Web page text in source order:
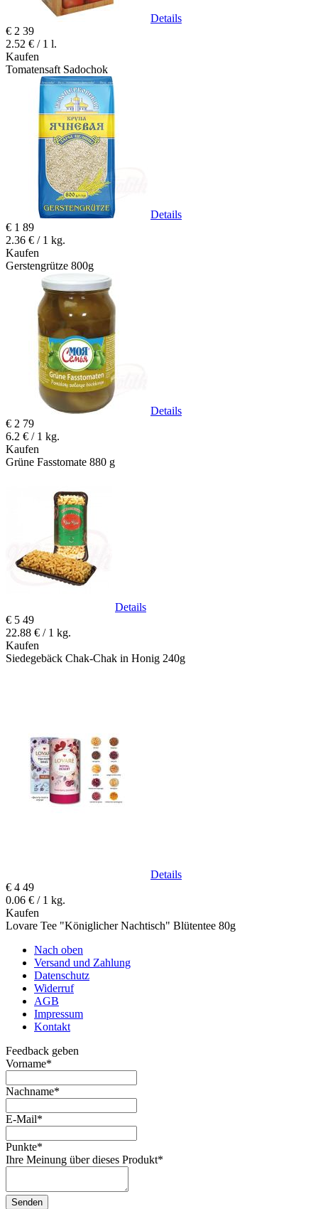
Details
€ 2 39
2.52 € / 1 l.
Kaufen
Tomatensaft Sadochok
Details
€ 1 89
2.36 € / 1 kg.
Kaufen
Gerstengrütze 800g
Details
€ 2 79
6.2 € / 1 kg.
Kaufen
Grüne Fasstomate 880 g
Details
€ 5 49
22.88 € / 1 kg.
Kaufen
Siedegebäck Chak-Chak in Honig 240g
Details
€ 4 49
0.06 € / 1 kg.
Kaufen
Lovare Tee "Königlicher Nachtisch" Blütentee 80g
Nach oben
Versand und Zahlung
Datenschutz
Widerruf
AGB
Impressum
Kontakt
Feedback geben
Vorname*
Nachname*
E-Mail*
Punkte*
Ihre Meinung über dieses Produkt*
Senden